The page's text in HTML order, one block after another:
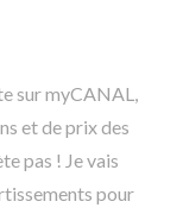
sur myCANAL,
et de prix des
pas ! Je vais
pour